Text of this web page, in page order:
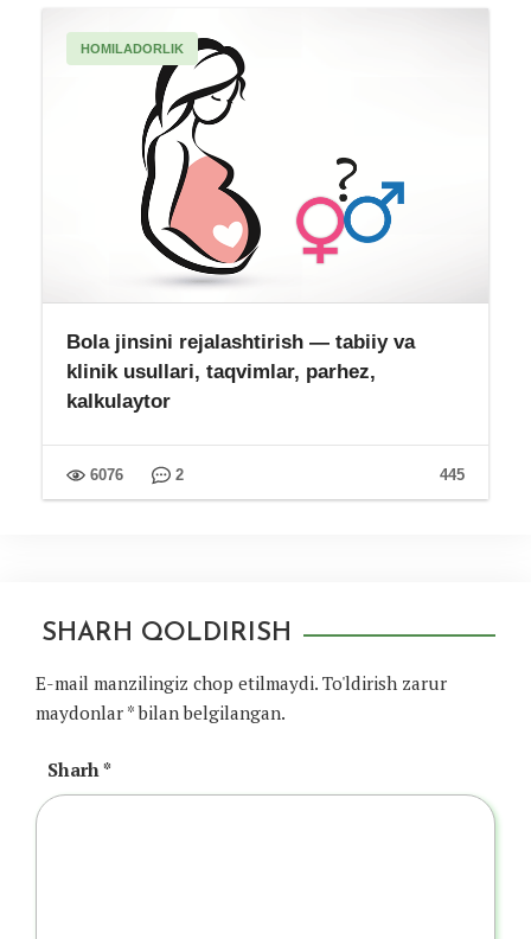
HOMILADORLIK
Bola jinsini rejalashtirish — tabiiy va
klinik usullari, taqvimlar, parhez,
kalkulaytor
445
6076 2
SHARH QOLDIRISH
E-mail manzilingiz chop etilmaydi. To'ldirish zarur
maydonlar *bilan belgilangan.
Sharh*